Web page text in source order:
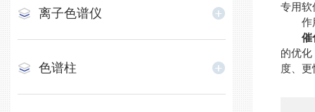
离子色谱仪
色谱柱
专用软
作用
催
的优
度、